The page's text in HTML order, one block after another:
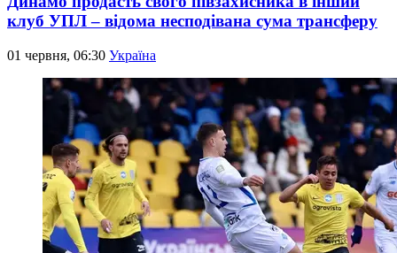
клуб УПЛ – відома несподівана сума трансферу
01 червня, 06:30 Україна